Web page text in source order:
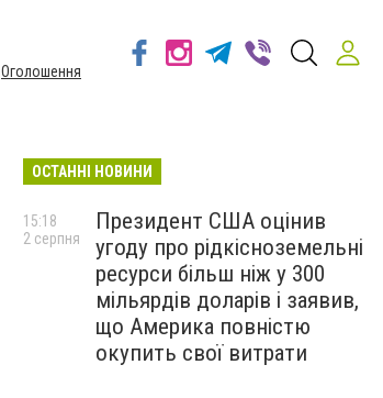
Оголошення
ОСТАННІ НОВИНИ
Президент США оцінив
угоду про рідкісноземельні
ресурси більш ніж у 300
мільярдів доларів і заявив,
що Америка повністю
окупить свої витрати
15:18
2 серпня